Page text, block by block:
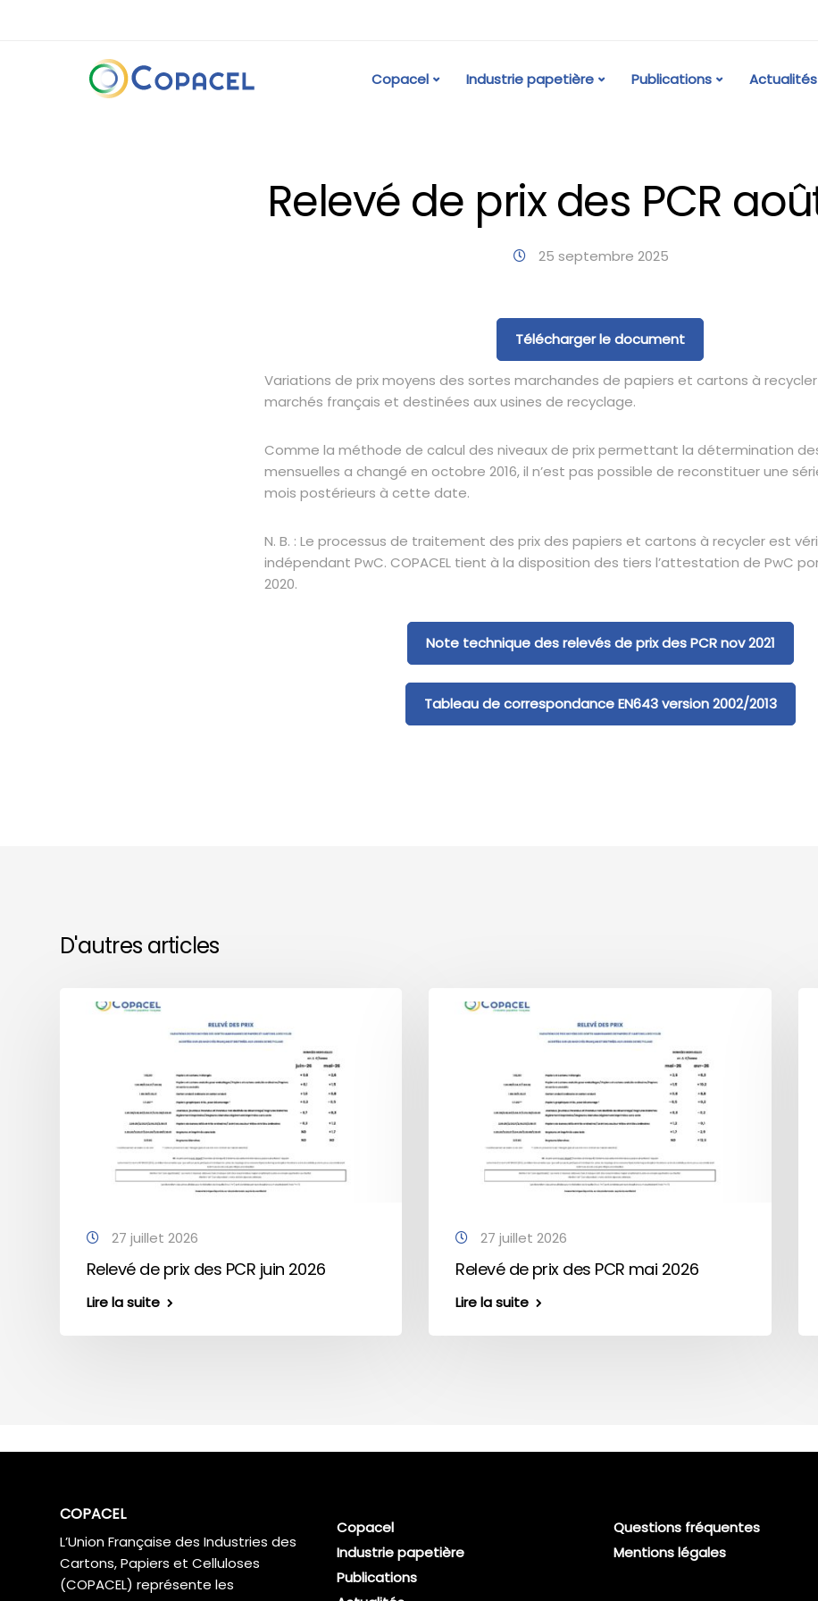
Copacel Industrie papetière Publications Actualités
Relevé de prix des PCR
25 septembre 2025
Télécharger le document
Variations de prix moyens des sortes marchandes de papiers et cartons à
marchés français et destinées aux usines de recyclage.
Comme la méthode de calcul des niveaux de prix permettant la détermination
mensuelles a changé en octobre 2016, il n’est pas possible de reconstituer une
mois postérieurs à cette date.
N. B. : Le processus de traitement des prix des papiers et cartons à recycler est
indépendant PwC. COPACEL tient à la disposition des tiers l’attestation de PwC
2020.
Note technique des relevés de prix des PCR nov 2021
Tableau de correspondance EN643 version 2002/2013
D'autres articles
27 juillet 2026
Relevé de prix des PCR juin 2026
Lire la suite
27 juillet 2026
Relevé de prix des PCR mai 2026
Lire la suite
COPACEL
L’Union Française des Industries des
Cartons, Papiers et Celluloses
(COPACEL) représente les
Copacel
Industrie papetière
Publications
Questions fréquentes
Mentions légales